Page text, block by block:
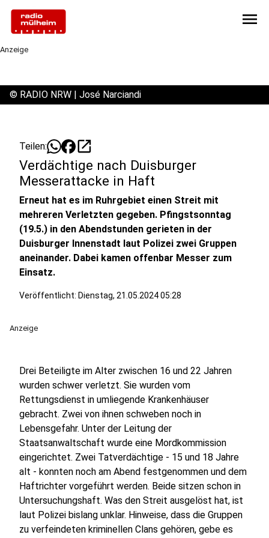
menu
Anzeige
© RADIO NRW | José Narciandi
Teilen: open_in_new
Verdächtige nach Duisburger
Messerattacke in Haft
Erneut hat es im Ruhrgebiet einen Streit mit
mehreren Verletzten gegeben. Pfingstsonntag
(19.5.) in den Abendstunden gerieten in der
Duisburger Innenstadt laut Polizei zwei Gruppen
aneinander. Dabei kamen offenbar Messer zum
Einsatz.
Veröffentlicht: Dienstag, 21.05.2024 05:28
Anzeige
Drei Beteiligte im Alter zwischen 16 und 22 Jahren
wurden schwer verletzt. Sie wurden vom
Rettungsdienst in umliegende Krankenhäuser
gebracht. Zwei von ihnen schweben noch in
Lebensgefahr. Unter der Leitung der
Staatsanwaltschaft wurde eine Mordkommission
eingerichtet. Zwei Tatverdächtige - 15 und 18 Jahre
alt - konnten noch am Abend festgenommen und dem
Haftrichter vorgeführt werden. Beide sitzen schon in
Untersuchungshaft. Was den Streit ausgelöst hat, ist
laut Polizei bislang unklar. Hinweise, dass die Gruppen
zu verfeindeten kriminellen Clans gehören, gebe es